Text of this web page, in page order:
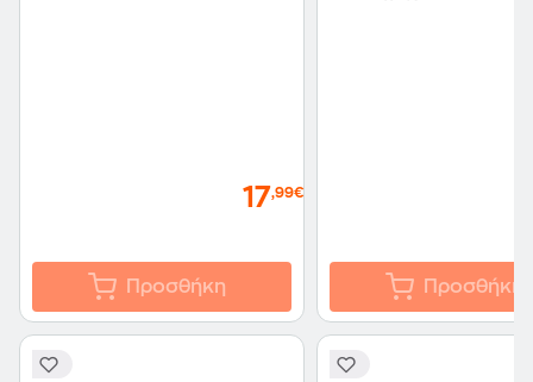
17,99€
Προσθήκη Προσθήκη